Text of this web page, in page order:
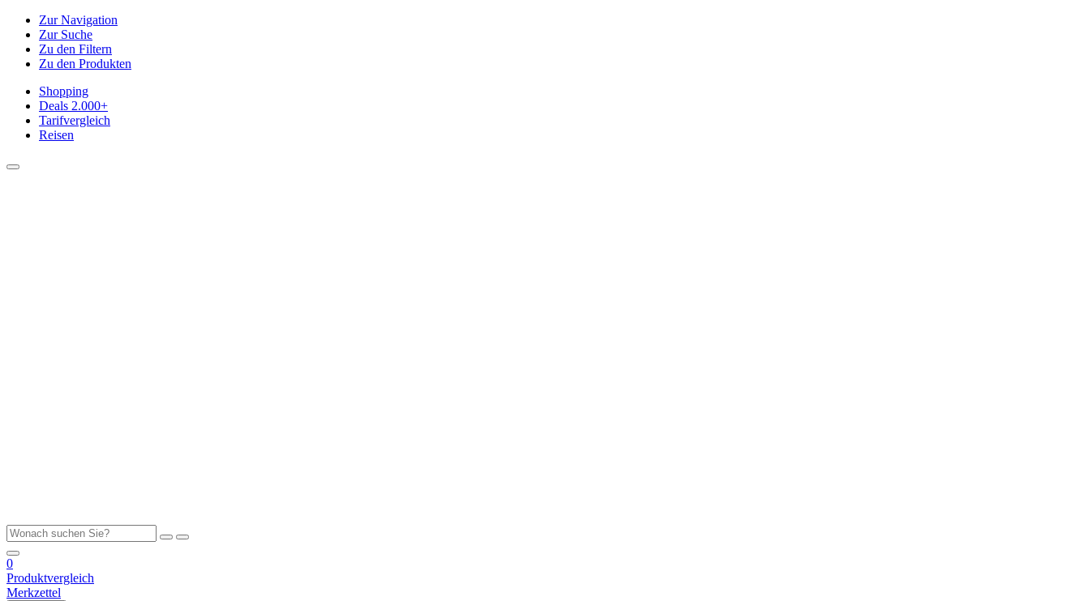
Zur Navigation
Zur Suche
Zu den Filtern
Zu den Produkten
Shopping
Deals 2.000+
Tarifvergleich
Reisen
0
Produktvergleich
Merkzettel